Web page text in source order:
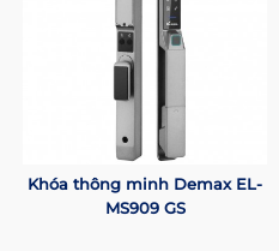
Khóa thông minh Demax EL-
MS909 GS